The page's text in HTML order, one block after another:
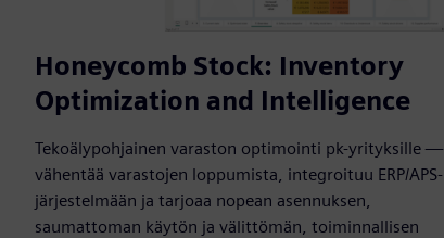
Honeycomb Stock: Inventory
Optimization and Intelligence
Tekoälypohjainen varaston optimointi pk-yrityksille —
vähentää varastojen loppumista, integroituu ERP/APS-
järjestelmään ja tarjoaa nopean asennuksen,
saumattoman käytön ja välittömän, toiminnallisen